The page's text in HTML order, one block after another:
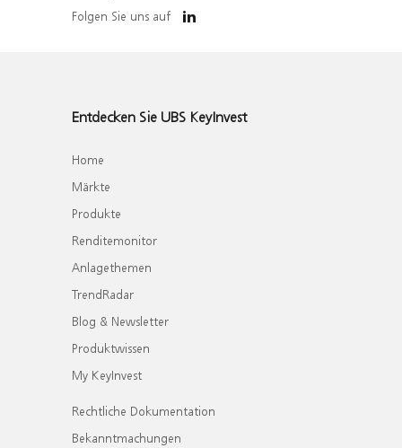
Folgen Sie uns auf
Entdecken Sie UBS KeyInvest
Home
Märkte
Produkte
Renditemonitor
Anlagethemen
TrendRadar
Blog & Newsletter
Produktwissen
My KeyInvest
Rechtliche Dokumentation
Bekanntmachungen